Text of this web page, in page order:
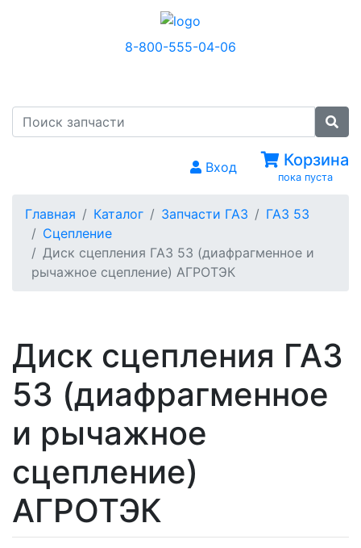
8-800-555-04-06
Вход Корзина
пока пуста
Главная Каталог Запчасти ГАЗ
ГАЗ 53
Сцепление
Диск сцепления ГАЗ 53 (диафрагменное и
рычажное сцепление) АГРОТЭК
Диск сцепления ГАЗ
53 (диафрагменное
и рычажное
сцепление)
АГРОТЭК